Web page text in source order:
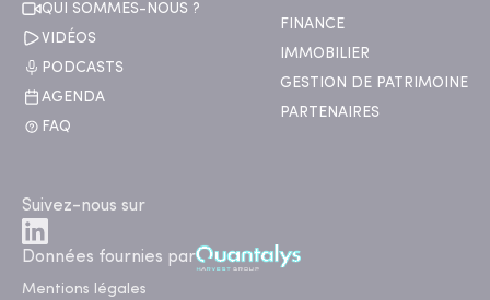
QUI SOMMES-NOUS ?
VIDÉOS
PODCASTS
AGENDA
FAQ
FINANCE
IMMOBILIER
GESTION DE PATRIMOINE
PARTENAIRES
Suivez-nous sur
Données fournies par
Mentions légales